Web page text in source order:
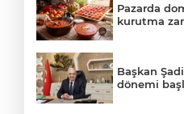
Pazarda
kurutma
Başkan
dönemi